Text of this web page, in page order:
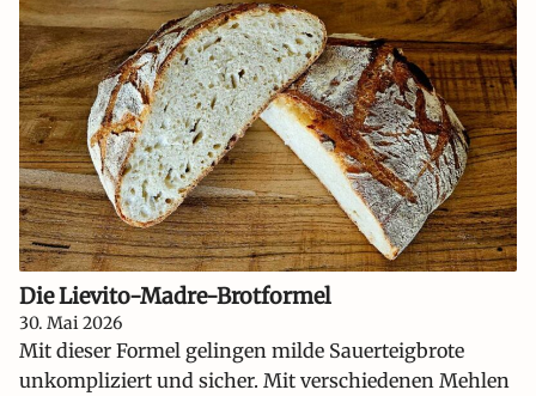
Die Lievito-Madre-Brotformel
30. Mai 2026
Mit dieser Formel gelingen milde Sauerteigbrote
unkompliziert und sicher. Mit verschiedenen Mehlen